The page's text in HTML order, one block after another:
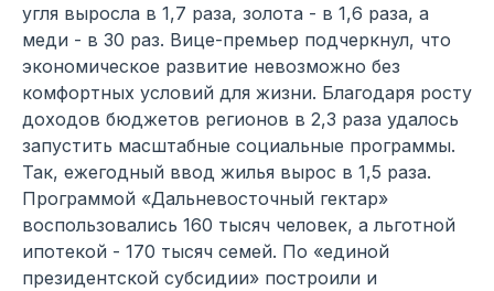
угля выросла в 1,7 раза, золота - в 1,6 раза, а
меди - в 30 раз. Вице-премьер подчеркнул, что
экономическое развитие невозможно без
комфортных условий для жизни. Благодаря росту
доходов бюджетов регионов в 2,3 раза удалось
запустить масштабные социальные программы.
Так, ежегодный ввод жилья вырос в 1,5 раза.
Программой «Дальневосточный гектар»
воспользовались 160 тысяч человек, а льготной
ипотекой - 170 тысяч семей. По «единой
президентской субсидии» построили и